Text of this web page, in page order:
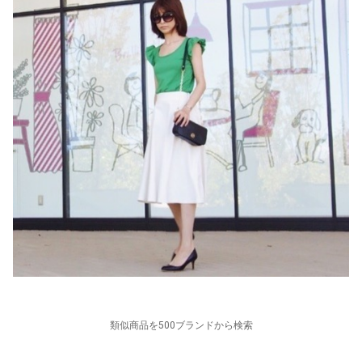
類似商品を500ブランドから検索